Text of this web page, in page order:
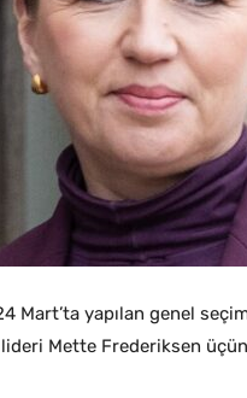
Mart’ta yapılan genel
Mette Frederiksen